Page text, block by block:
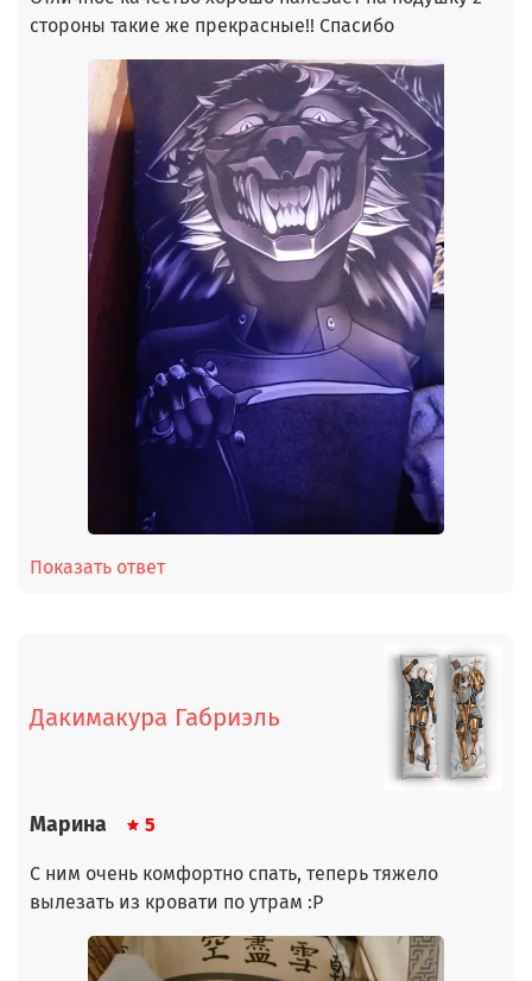
стороны такие же прекрасные!! Спасибо
Показать ответ
Дакимакура Габриэль
Марина 5
С ним очень комфортно спать, теперь тяжело
вылезать из кровати по утрам :Р